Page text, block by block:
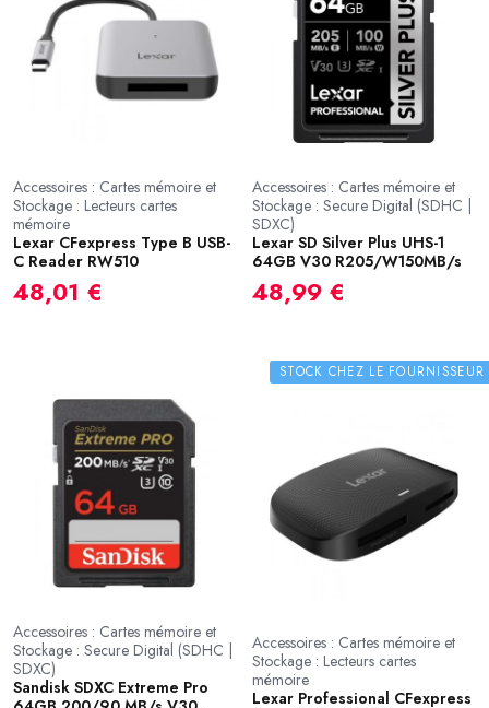
Accessoires : Cartes mémoire et
Stockage : Lecteurs cartes
mémoire
Lexar CFexpress Type B USB-
C Reader RW510
48,01 €
Accessoires : Cartes mémoire et
Stockage : Secure Digital (SDHC |
SDXC)
Lexar SD Silver Plus UHS-1
64GB V30 R205/W150MB/s
48,99 €
Accessoires : Cartes mémoire et
Stockage : Secure Digital (SDHC |
SDXC)
Sandisk SDXC Extreme Pro
STOCK CHEZ LE FOURNISSEUR
Accessoires : Cartes mémoire et
Stockage : Lecteurs cartes
mémoire
Lexar Professional CFexpress